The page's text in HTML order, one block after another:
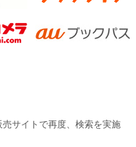
サイトで再度、検索を実施